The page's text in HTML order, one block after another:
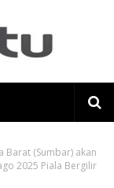
Barat (Sumbar) akan
2025 Piala Bergilir